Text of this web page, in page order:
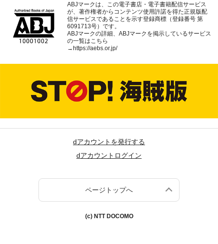
ABJマークは、この電子書店・電子書籍配信サービス
が、著作権者からコンテンツ使用許諾を得た正規版配
信サービスであることを示す登録商標（登録番号 第
6091713号）です。
ABJマークの詳細、ABJマークを掲示しているサービス
の一覧はこちら
→https://aebs.or.jp/
dアカウントを発行する
dアカウントログイン
ページトップへ
(c) NTT DOCOMO